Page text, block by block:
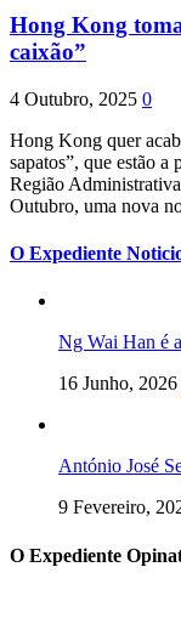
Hong Kong
caixão”
4 Outubro, 2025 0
Hong Kong quer
sapatos”, que estão
Região
Outubro, uma nova
O Expediente
Ng Wai Han é
16 Junho, 2026
António José
9 Fevereiro,
O Expediente